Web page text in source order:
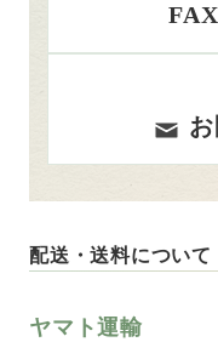
配送・送料について
ヤマト運輸